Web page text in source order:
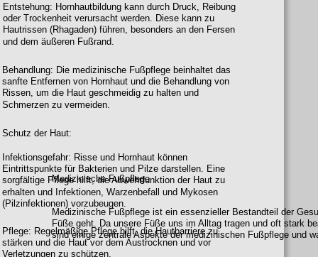
Medizinische Fußpflege
Medizinische Fußpflege ist ein essenzieller Bestandteil der
Füße geht. Da unsere Füße uns im Alltag tragen und oft stark
sind einige zentrale Aspekte der medizinischen Fußpflege und
Entstehung: Hornhautbildung kann durch Druck, Reibung
oder Trockenheit verursacht werden. Diese kann zu
Hautrissen (Rhagaden) führen, besonders an den Fersen
und dem äußeren Fußrand.
Behandlung: Die medizinische Fußpflege beinhaltet das
sanfte Entfernen von Hornhaut und die Behandlung von
Rissen, um die Haut geschmeidig zu halten und
Schmerzen zu vermeiden.
Schutz der Haut:
Infektionsgefahr: Risse und Hornhaut können
Eintrittspunkte für Bakterien und Pilze darstellen. Eine
sorgfältige Pflege hilft, die Abwehrfunktion der Haut zu
erhalten und Infektionen, Warzenbefall und Mykosen
(Pilzinfektionen) vorzubeugen.
Pflege: Regelmäßige Pflege hilft, die Hautbarriere zu
stärken und die Haut vor dem Austrocknen und vor
Verletzungen zu schützen.